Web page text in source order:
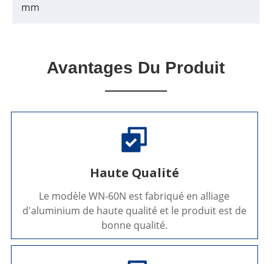
mm
Avantages Du Produit
Haute Qualité
Le modèle WN-60N est fabriqué en alliage
d'aluminium de haute qualité et le produit est de
bonne qualité.